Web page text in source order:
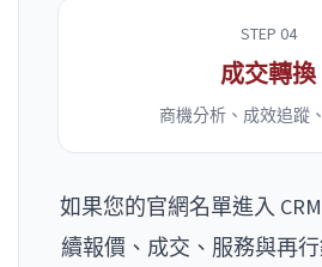
STEP 04
成交轉換
商機分析、成效追蹤
如果您的官網名單進入
續報價、成交、服務與再